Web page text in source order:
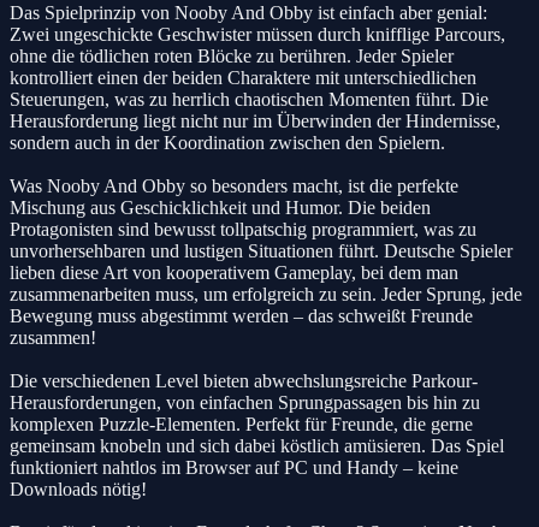
Das Spielprinzip von Nooby And Obby ist einfach aber genial:
Zwei ungeschickte Geschwister müssen durch knifflige Parcours,
ohne die tödlichen roten Blöcke zu berühren. Jeder Spieler
kontrolliert einen der beiden Charaktere mit unterschiedlichen
Steuerungen, was zu herrlich chaotischen Momenten führt. Die
Herausforderung liegt nicht nur im Überwinden der Hindernisse,
sondern auch in der Koordination zwischen den Spielern.
Was Nooby And Obby so besonders macht, ist die perfekte
Mischung aus Geschicklichkeit und Humor. Die beiden
Protagonisten sind bewusst tollpatschig programmiert, was zu
unvorhersehbaren und lustigen Situationen führt. Deutsche Spieler
lieben diese Art von kooperativem Gameplay, bei dem man
zusammenarbeiten muss, um erfolgreich zu sein. Jeder Sprung, jede
Bewegung muss abgestimmt werden – das schweißt Freunde
zusammen!
Die verschiedenen Level bieten abwechslungsreiche Parkour-
Herausforderungen, von einfachen Sprungpassagen bis hin zu
komplexen Puzzle-Elementen. Perfekt für Freunde, die gerne
gemeinsam knobeln und sich dabei köstlich amüsieren. Das Spiel
funktioniert nahtlos im Browser auf PC und Handy – keine
Downloads nötig!